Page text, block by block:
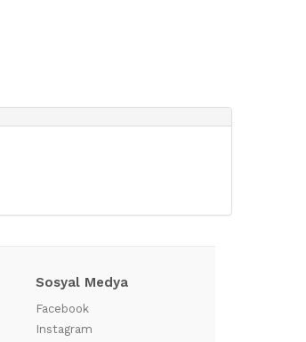
Sosyal Medya
Facebook
Instagram